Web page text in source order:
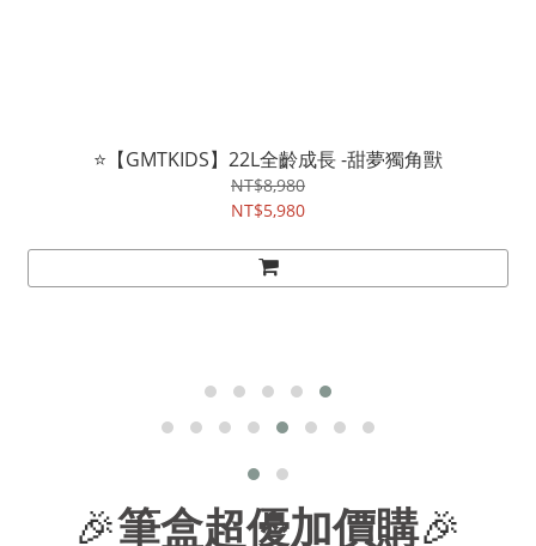
⭐【GMTKIDS】22L全齡成長 -甜夢獨角獸
NT$8,980
NT$5,980
🎉筆盒超優加價購🎉